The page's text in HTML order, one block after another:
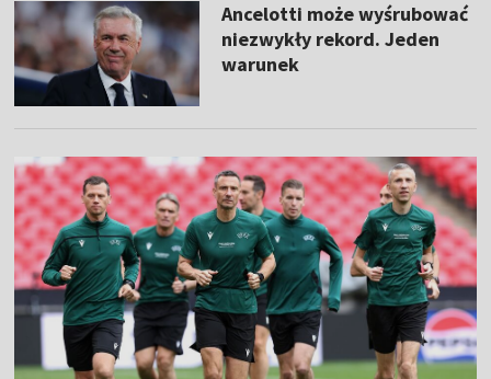
Ancelotti może wyśrubować
niezwykły rekord. Jeden
warunek